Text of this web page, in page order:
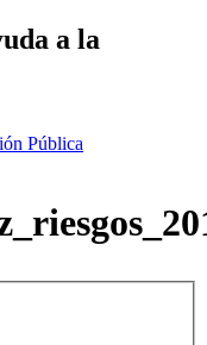
a la
Pública